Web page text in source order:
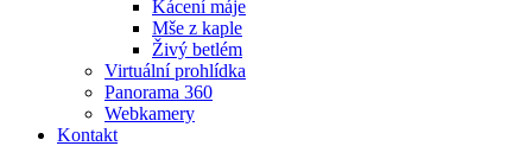
Kácení máje
Mše z kaple
Živý betlém
Virtuální prohlídka
Panorama 360
Webkamery
Kontakt